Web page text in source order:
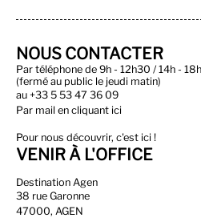
NOUS CONTACTER
Par téléphone de 9h - 12h30 / 14h - 18h
(fermé au public le jeudi matin)
au +33 5 53 47 36 09
Par mail en cliquant ici
Pour nous découvrir, c'est ici !
VENIR À L'OFFICE
Destination Agen
38 rue Garonne
47000, AGEN